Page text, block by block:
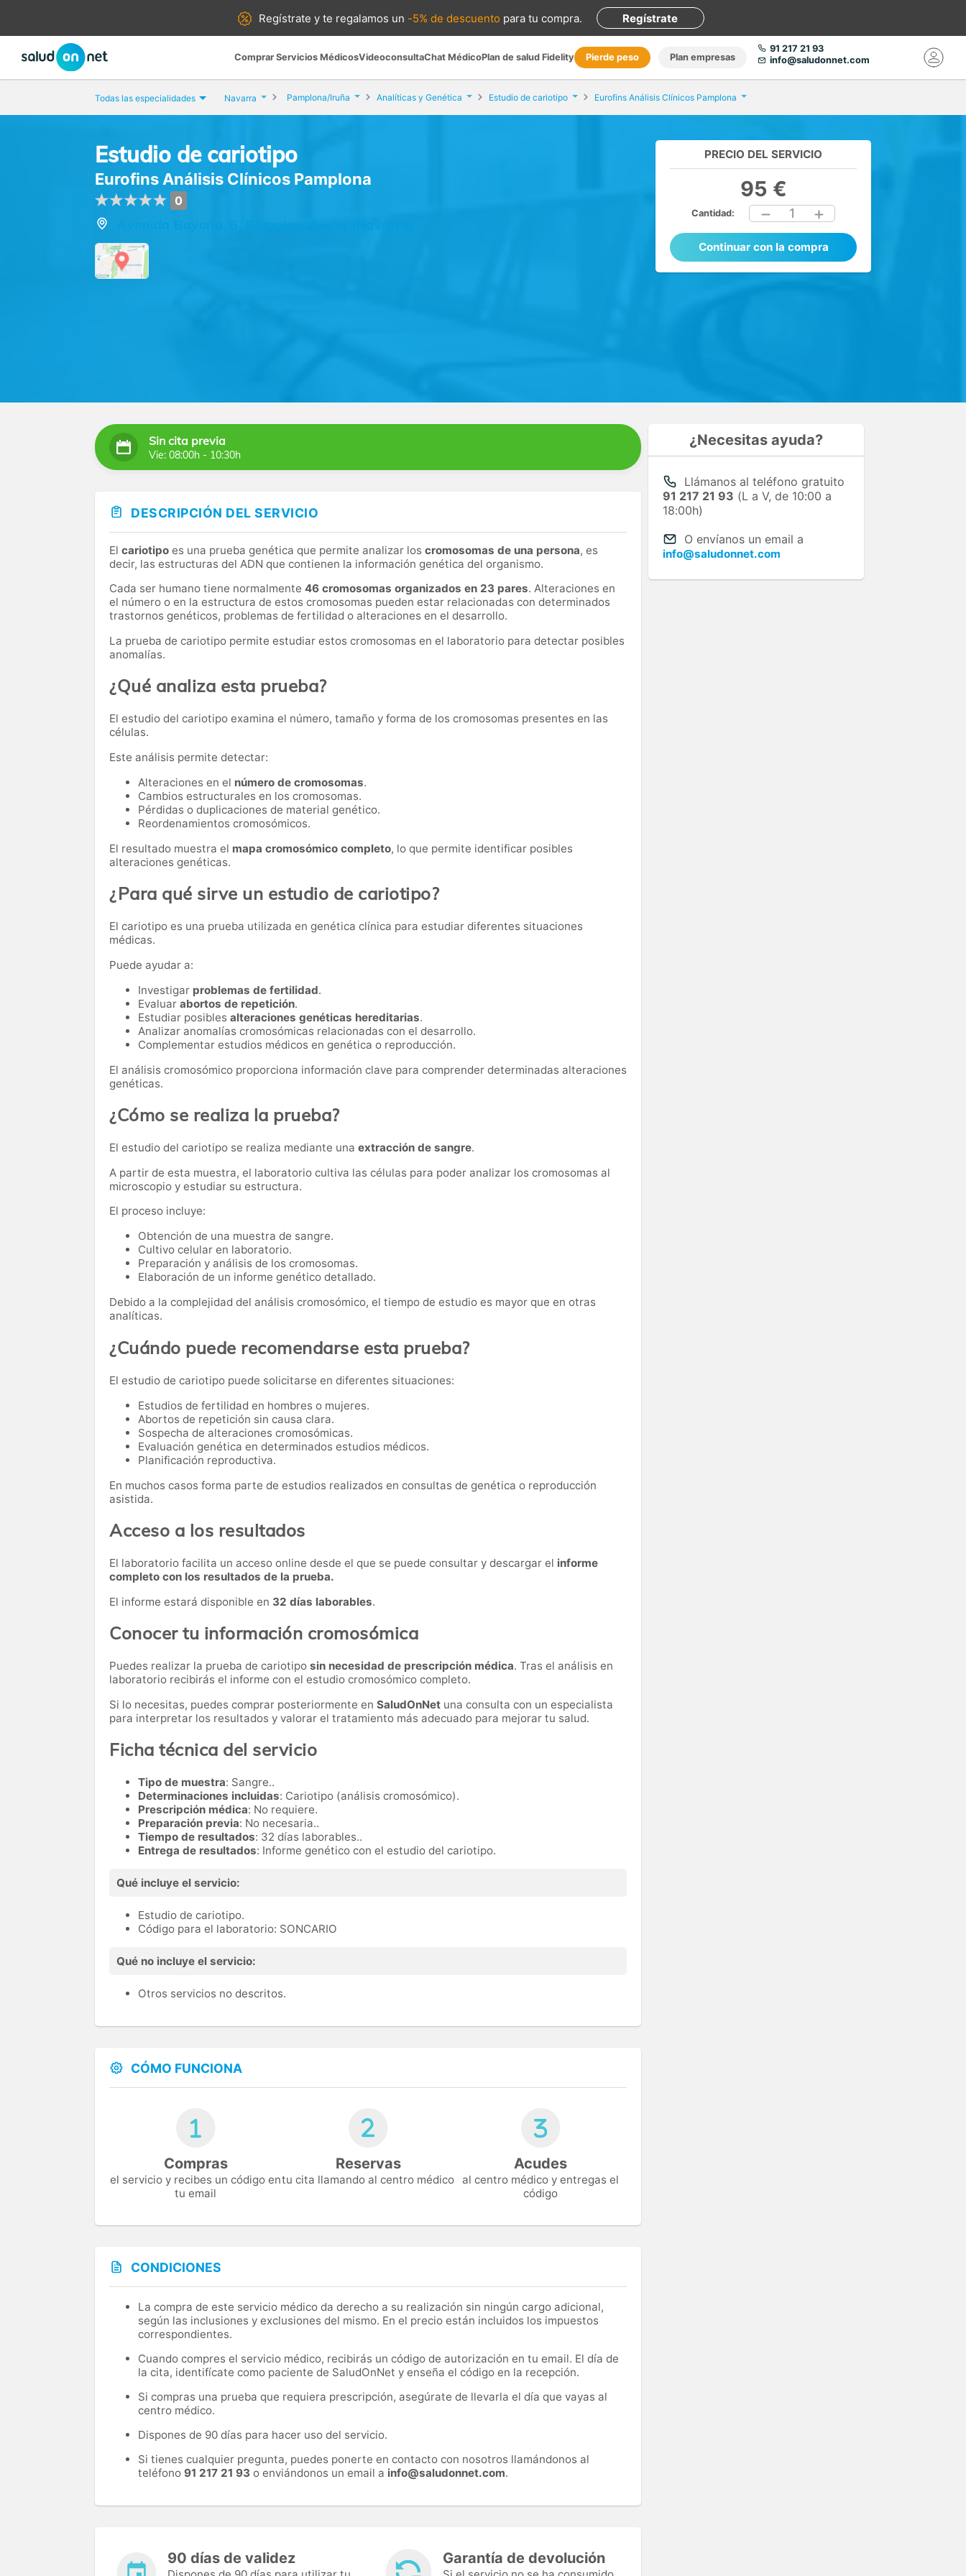
Regístrate yte regalamos un -5% de descuento para tu compra. Regístrate
Comprar Servicios MédicosVideoconsultaChat MédicoPlan de salud Fidelity Pierde peso Plan empresas
91 217 21 93
info@saludonnet.com
Todas las especialidades Navarra Pamplona/Iruña Analíticas y Genética Estudio de cariotipo Eurofins Análisis Clínicos Pamplona
Estudio de cariotipo
Eurofins Análisis Clínicos Pamplona
0
PRECIO DEL SERVICIO
95 €
Cantidad: 1
Continuar con la compra
Sin cita previa
Vie: 08:00h - 10:30h
DESCRIPCIÓN DEL SERVICIO
El cariotipo es una prueba genética que permite analizar los cromosomas de una persona, es
decir, las estructuras del ADN que contienen la información genética del organismo.
Cada ser humano tiene normalmente 46 cromosomas organizados en 23 pares. Alteraciones en
el número o en la estructura de estos cromosomas pueden estar relacionadas con determinados
trastornos genéticos, problemas de fertilidad o alteraciones en el desarrollo.
La prueba de cariotipo permite estudiar estos cromosomas en el laboratorio para detectar posibles
anomalías.
¿Qué analiza esta prueba?
El estudio del cariotipo examina el número, tamaño y forma de los cromosomas presentes en las
células.
Este análisis permite detectar:
Alteraciones en el número de cromosomas.
Cambios estructurales en los cromosomas.
Pérdidas o duplicaciones de material genético.
Reordenamientos cromosómicos.
El resultado muestra el mapa cromosómico completo, lo que permite identificar posibles
alteraciones genéticas.
¿Para qué sirve un estudio de cariotipo?
El cariotipo es una prueba utilizada en genética clínica para estudiar diferentes situaciones
médicas.
Puede ayudar a:
Investigar problemas de fertilidad.
Evaluar abortos de repetición.
Estudiar posibles alteraciones genéticas hereditarias.
Analizar anomalías cromosómicas relacionadas con el desarrollo.
Complementar estudios médicos en genética o reproducción.
El análisis cromosómico proporciona información clave para comprender determinadas alteraciones
genéticas.
¿Cómo se realiza la prueba?
El estudio del cariotipo se realiza mediante una extracción de sangre.
A partir de esta muestra, el laboratorio cultiva las células para poder analizar los cromosomas al
microscopio y estudiar su estructura.
El proceso incluye:
Obtención de una muestra de sangre.
Cultivo celular en laboratorio.
Preparación y análisis de los cromosomas.
Elaboración de un informe genético detallado.
Debido a la complejidad del análisis cromosómico, el tiempo de estudio es mayor que en otras
analíticas.
¿Cuándo puede recomendarse esta prueba?
El estudio de cariotipo puede solicitarse en diferentes situaciones:
Estudios de fertilidad en hombres o mujeres.
Abortos de repetición sin causa clara.
Sospecha de alteraciones cromosómicas.
Evaluación genética en determinados estudios médicos.
Planificación reproductiva.
En muchos casos forma parte de estudios realizados en consultas de genética o reproducción
asistida.
Acceso a los resultados
El laboratorio facilita un acceso online desde el que se puede consultar y descargar el informe
completo con los resultados de la prueba.
El informe estará disponible en 32 días laborables.
Conocer tu información cromosómica
Puedes realizar la prueba de cariotipo sin necesidad de prescripción médica. Tras el análisis en
laboratorio recibirás el informe con el estudio cromosómico completo.
Si lo necesitas, puedes comprar posteriormente en SaludOnNet una consulta con un especialista
para interpretar los resultados y valorar el tratamiento más adecuado para mejorar tu salud.
Ficha técnica del servicio
Tipo de muestra: Sangre..
Determinaciones incluidas: Cariotipo (análisis cromosómico).
Prescripción médica: No requiere.
Preparación previa: No necesaria..
Tiempo de resultados: 32 días laborables..
Entrega de resultados: Informe genético con el estudio del cariotipo.
Qué incluye el servicio:
Estudio de cariotipo.
Código para el laboratorio: SONCARIO
Qué no incluye el servicio:
Otros servicios no descritos.
CÓMO FUNCIONA
Compras
el servicio y recibes un código en
tu email
Reservas
tu cita llamando al centro médico
Acudes
al centro médico y entregas el
código
CONDICIONES
La compra de este servicio médico da derecho a su realización sin ningún cargo adicional,
según las inclusiones y exclusiones del mismo. En el precio están incluidos los impuestos
correspondientes.
Cuando compres el servicio médico, recibirás un código de autorización en tu email. El día de
la cita, identifícate como paciente de SaludOnNet y enseña el código en la recepción.
Si compras una prueba que requiera prescripción, asegúrate de llevarla el día que vayas al
centro médico.
Dispones de 90 días para hacer uso del servicio.
Si tienes cualquier pregunta, puedes ponerte en contacto con nosotros llamándonos al
teléfono 91 217 21 93 o enviándonos un email a info@saludonnet.com.
90 días de validez Garantía de devolución
¿Necesitas ayuda?
Llámanos al teléfono gratuito
91 217 21 93 (L a V, de 10:00 a
18:00h)
O envíanos un email a
info@saludonnet.com